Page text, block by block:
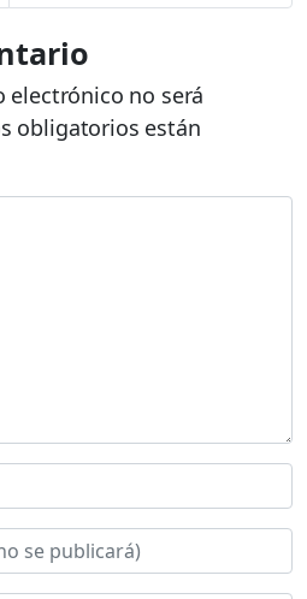
electrónico no será
obligatorios están